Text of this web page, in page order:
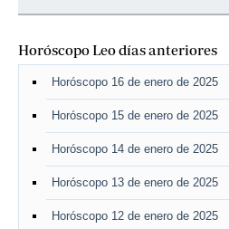
Horóscopo Leo días anteriores
Horóscopo 16 de enero de 2025
Horóscopo 15 de enero de 2025
Horóscopo 14 de enero de 2025
Horóscopo 13 de enero de 2025
Horóscopo 12 de enero de 2025